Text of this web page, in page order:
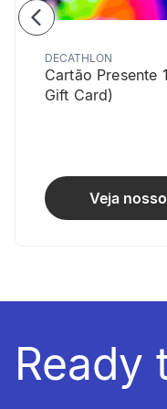
DECATHLON
Cartão Presente
Gift Card)
Veja
Ready